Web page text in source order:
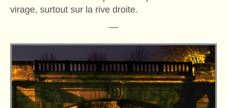
virage, surtout sur la rive droite.
—